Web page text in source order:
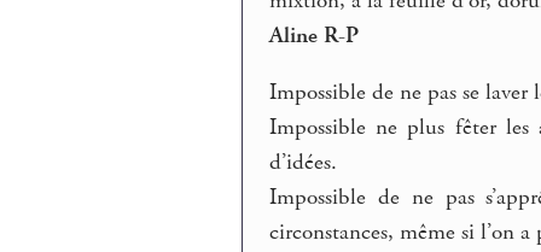
Aline R-P
Impossible de ne pas se laver
Impossible ne plus fêter les
d’idées.
Impossible de ne pas
circonstances, même si l’on